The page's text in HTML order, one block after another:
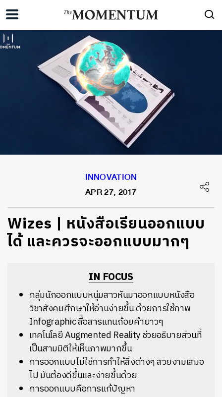
INNOVATION
APR 27, 2017
Wizes | หนังสือเรียนออกแบบ
ได้ และควรจะออกแบบมากๆ
IN FOCUS
กลุ่มนักออกแบบหนุ่มสาวหันมาออกแบบหนังสือ
วิชาสังคมศึกษาให้อ่านง่ายขึ้น ด้วยการใช้ภาพ
Infographic สื่อสารแทนถ้อยคำยาวๆ
เทคโนโลยี Augmented Reality ช่วยอธิบายส่วนที่
เป็นสามมิติให้เห็นภาพมากขึ้น
การออกแบบไม่ใช่การทำให้สิ่งต่างๆ สวยงามเสมอ
ไป มันต้องดีขึ้นและง่ายขึ้นด้วย
​การออกแบบคือการแก้ปัญหา